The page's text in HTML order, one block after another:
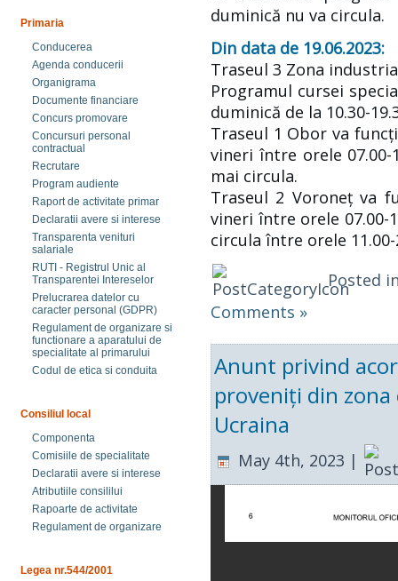
Primaria
Conducerea
Agenda conducerii
Organigrama
Documente financiare
Concurs promovare
Concursuri personal
contractual
Recrutare
Program audiente
Raport de activitate primar
Declaratii avere si interese
Transparenta venituri
salariale
RUTI - Registrul Unic al
Transparentei Intereselor
Prelucrarea datelor cu
caracter personal (GDPR)
Regulament de organizare si
functionare a aparatului de
specialitate al primarului
Codul de etica si conduita
Consiliul local
Componenta
Comisiile de specialitate
Declaratii avere si interese
Atributiile consililui
Rapoarte de activitate
Regulament de organizare
Legea nr.544/2001
duminică nu va circula.
Din data de 19.06.2023:
Traseul 3 Zona
Programul cursei
duminică de la 10.30-
Traseul 1 Obor va
vineri între orele 07.00-
mai circula.
Traseul 2 Voroneț va
vineri între orele 07.00-
circula între orele 11.00-
Posted
Comments »
Anunt privind
proveniți din
Ucraina
May 4th, 2023 |